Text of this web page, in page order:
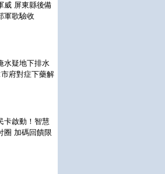
威 屏東縣後備
軍歌驗收
水疑地下排水
府對症下藥解
卡啟動！智慧
圈 加碼回饋限